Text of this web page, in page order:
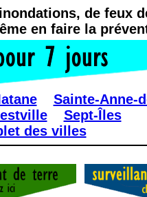
de feux
en faire la
Sainte-Anne-
Sept-Îles
des villes